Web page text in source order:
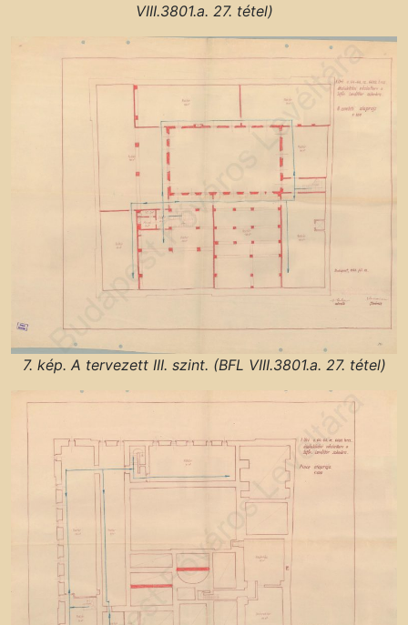
VIII.3801.a. 27. tétel)
7. kép. A tervezett III. szint. (BFL VIII.3801.a. 27. tétel)